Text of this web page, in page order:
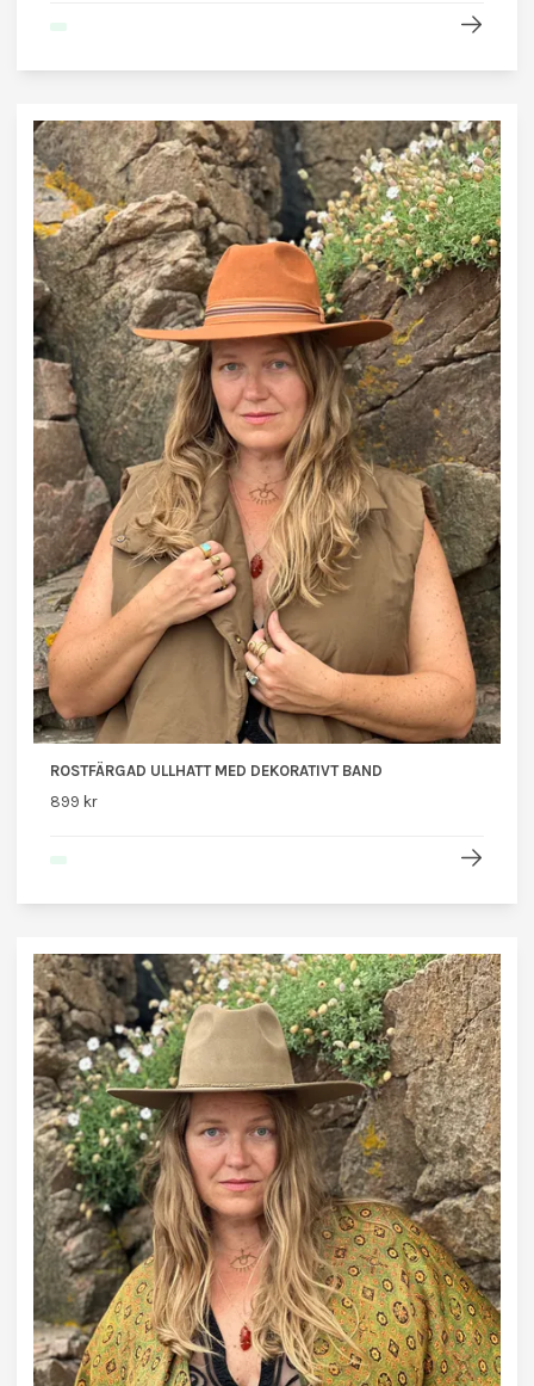
ROSTFÄRGAD ULLHATT MED DEKORATIVT BAND
899 kr